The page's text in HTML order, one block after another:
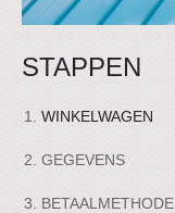
STAPPEN
WINKELWAGEN
GEGEVENS
BETAALMETHODE